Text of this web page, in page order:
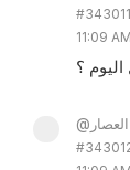
#343011
11:09
؟